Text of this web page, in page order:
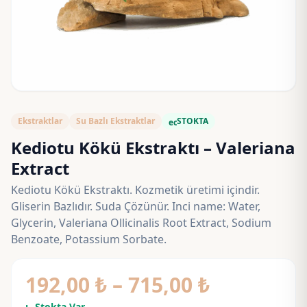
Ekstraktlar Su Bazlı Ekstraktlar ecoSTOKTA
Kediotu Kökü Ekstraktı – Valeriana
Extract
Kediotu Kökü Ekstraktı. Kozmetik üretimi içindir.
Gliserin Bazlıdır. Suda Çözünür. Inci name: Water,
Glycerin, Valeriana Ollicinalis Root Extract, Sodium
Benzoate, Potassium Sorbate.
192,00 ₺ – 715,00 ₺Fiyat